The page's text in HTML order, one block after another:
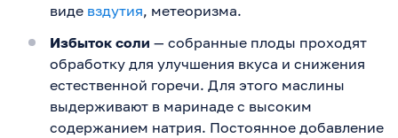
виде вздутия, метеоризма.
Избыток соли — собранные плоды проходят
обработку для улучшения вкуса и снижения
естественной горечи. Для этого маслины
выдерживают в маринаде с высоким
содержанием натрия. Постоянное добавление